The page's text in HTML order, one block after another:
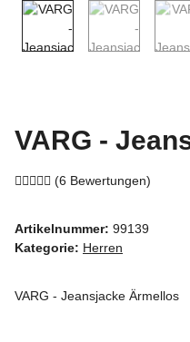
VARG -
(6 Bewertungen)
Artikelnummer: 99139
Kategorie: Herren
VARG - Jeansjacke Ärmellos